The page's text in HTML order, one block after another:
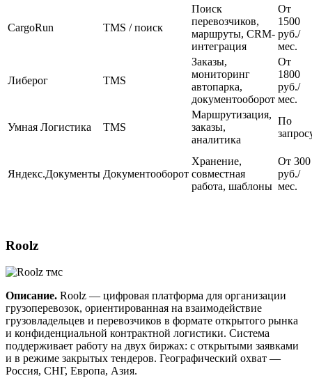
CargoRun TMS / поиск
Поиск
перевозчиков,
маршруты, CRM-
интеграция
От
1500
руб./
мес.
Либерог TMS
Заказы,
мониторинг
автопарка,
документооборот
От
1800
руб./
мес.
Умная Логистика TMS
Маршрутизация,
заказы,
аналитика
По
Яндекс.Документы Документооборот
Хранение,
совместная
работа, шаблоны
От 300
руб./
мес.
Roolz
Описание. Roolz — цифровая платформа для организации
грузоперевозок, ориентированная на взаимодействие
грузовладельцев и перевозчиков в формате открытого рынка
и конфиденциальной контрактной логистики. Система
поддерживает работу на двух биржах: с открытыми заявками
и в режиме закрытых тендеров. Географический охват —
Россия, СНГ, Европа, Азия.